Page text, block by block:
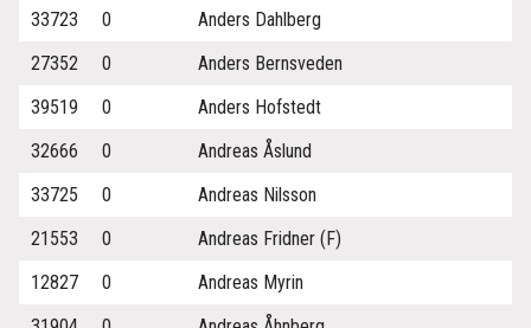
33723
0
Anders Dahlberg
27352
0
Anders Bernsveden
39519
0
Anders Hofstedt
32666
0
Andreas Åslund
33725
0
Andreas Nilsson
21553
0
Andreas Fridner (F)
12827
0
Andreas Myrin